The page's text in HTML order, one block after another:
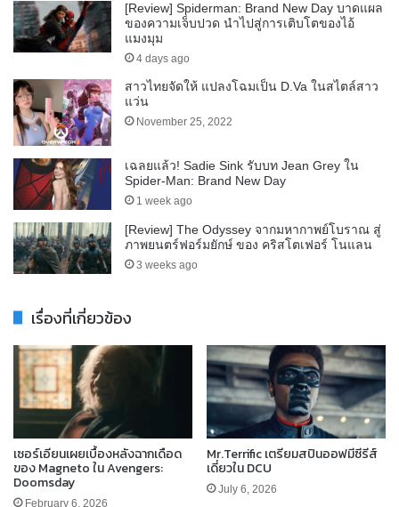
[Review] Spiderman: Brand New Day บาดแผล
ของความเจ็บปวด นำไปสู่การเติบโตของไอ้
แมงมุม
4 days ago
สาวไทยจัดให้ แปลงโฉมเป็น D.Va ในสไตล์สาว
แว่น
November 25, 2022
เฉลยแล้ว! Sadie Sink รับบท Jean Grey ใน
Spider-Man: Brand New Day
1 week ago
[Review] The Odyssey จากมหากาพย์โบราณ สู่
ภาพยนตร์ฟอร์มยักษ์ ของ คริสโตเฟอร์ โนแลน
3 weeks ago
เรื่องที่เกี่ยวข้อง
เซอร์เอียนเผยเบื้องหลังฉากเดือด
ของ Magneto ใน Avengers:
Doomsday
February 6, 2026
Mr.Terrific เตรียมสปินออฟมีซีรีส์
เดี่ยวใน DCU
July 6, 2026